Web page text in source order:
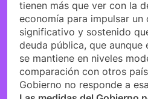
tienen más que ver con la
economía para impulsar un
significativo y sostenido
deuda pública, que
se mantiene en niveles
comparación con otros
Gobierno no responde a